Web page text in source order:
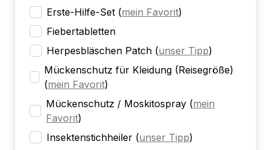
Erste-Hilfe-Set (mein Favorit)
Fiebertabletten
Herpesbläschen Patch (unser Tipp)
Mückenschutz für Kleidung (Reisegröße)
(mein Favorit)
Mückenschutz / Moskitospray (mein
Favorit)
Insektenstichheiler (unser Tipp)